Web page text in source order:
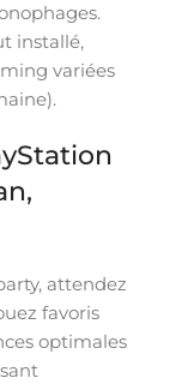
installé,
variées
attendez
favoris
optimales